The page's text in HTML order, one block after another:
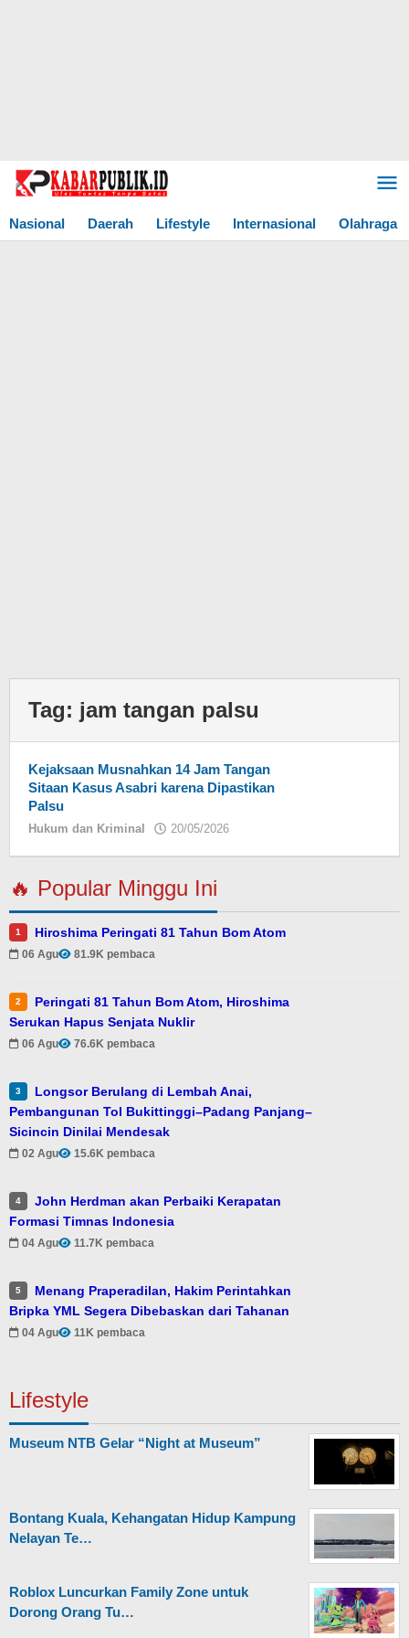
Lewati
Nasional
Daerah Lifestyle Internasional Olahraga
Tag: jam tangan palsu
Kejaksaan Musnahkan 14 Jam Tangan
Sitaan Kasus Asabri karena Dipastikan
Palsu
Hukum dan Kriminal 20/05/2026
🔥 Popular Minggu Ini
1 Hiroshima Peringati 81 Tahun Bom Atom
06 Agu 81.9K pembaca
2
Peringati 81 Tahun Bom Atom, Hiroshima
Serukan Hapus Senjata Nuklir
06 Agu 76.6K pembaca
3
Longsor Berulang di Lembah Anai,
Pembangunan Tol Bukittinggi–Padang Panjang–
Sicincin Dinilai Mendesak
02 Agu 15.6K pembaca
4
John Herdman akan Perbaiki Kerapatan
Formasi Timnas Indonesia
04 Agu 11.7K pembaca
5
Menang Praperadilan, Hakim Perintahkan
Bripka YML Segera Dibebaskan dari Tahanan
04 Agu 11K pembaca
Lifestyle
Museum NTB Gelar “Night at Museum”
Bontang Kuala, Kehangatan Hidup Kampung
Nelayan Te…
Roblox Luncurkan Family Zone untuk
Dorong Orang Tu…